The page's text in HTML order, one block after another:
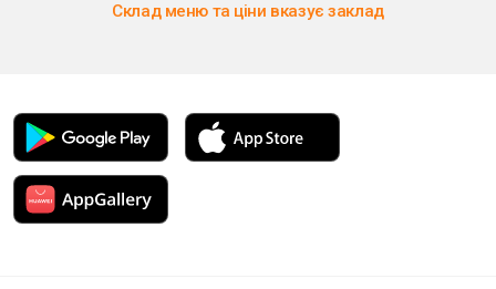
Склад меню та ціни вказує заклад